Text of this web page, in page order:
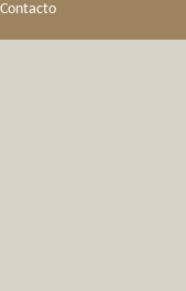
Contacto